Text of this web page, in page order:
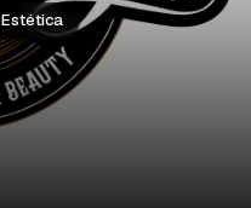
Estética